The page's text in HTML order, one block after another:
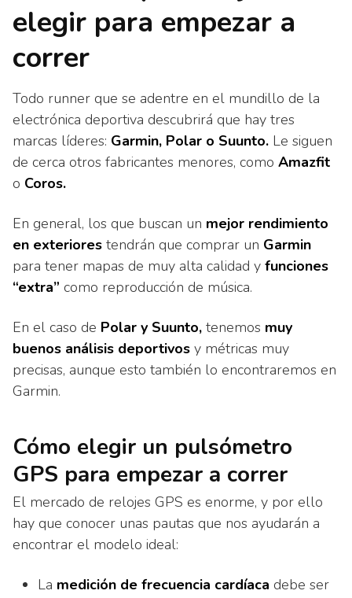
elegir para empezar a
correr
Todo runner que se adentre en el mundillo de la
electrónica deportiva descubrirá que hay tres
marcas líderes: Garmin, Polar o Suunto. Le siguen
de cerca otros fabricantes menores, como Amazfit
o Coros.
En general, los que buscan un mejor rendimiento
en exteriores tendrán que comprar un Garmin
para tener mapas de muy alta calidad y funciones
“extra” como reproducción de música.
En el caso de Polar y Suunto, tenemos muy
buenos análisis deportivos y métricas muy
precisas, aunque esto también lo encontraremos en
Garmin.
Cómo elegir un pulsómetro
GPS para empezar a correr
El mercado de relojes GPS es enorme, y por ello
hay que conocer unas pautas que nos ayudarán a
encontrar el modelo ideal:
La medición de frecuencia cardíaca debe ser